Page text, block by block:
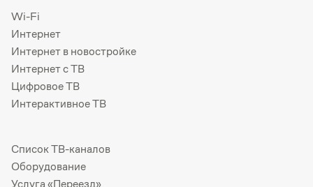
Wi-Fi
Интернет
Интернет в новостройке
Интернет с ТВ
Цифровое ТВ
Интерактивное ТВ
Список ТВ-каналов
Оборудование